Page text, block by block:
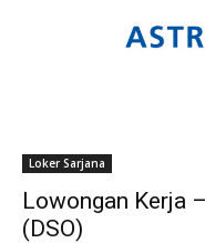
Loker Sarjana
Lowongan Kerja
(DSO)